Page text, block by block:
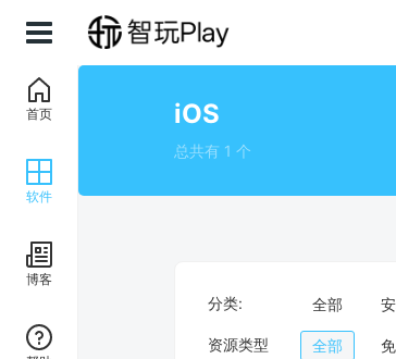
iOS
总共有 1 个
分类: 全部
资源类型 全部
首页
软件
博客